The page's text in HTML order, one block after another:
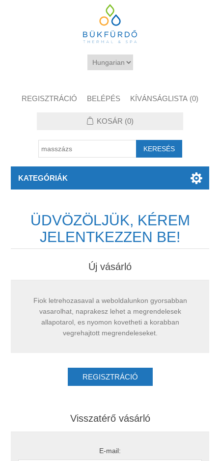
REGISZTRÁCIÓ BELÉPÉS KÍVÁNSÁGLISTA (0)
KOSÁR (0)
KATEGÓRIÁK
ÜDVÖZÖLJÜK, KÉREM
JELENTKEZZEN BE!
Új vásárló
Fiok letrehozasaval a weboldalunkon gyorsabban
vasarolhat, naprakesz lehet a megrendelesek
allapotarol, es nyomon kovetheti a korabban
vegrehajtott megrendeleseket.
Visszatérő vásárló
E-mail: